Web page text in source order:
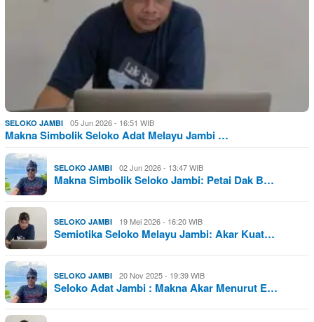
SELOKO JAMBI 05 Jun 2026 - 16:51 WIB
Makna Simbolik Seloko Adat Melayu Jambi …
SELOKO JAMBI 02 Jun 2026 - 13:47 WIB
Makna Simbolik Seloko Jambi: Petai Dak B…
SELOKO JAMBI 19 Mei 2026 - 16:20 WIB
Semiotika Seloko Melayu Jambi: Akar Kuat…
SELOKO JAMBI 20 Nov 2025 - 19:39 WIB
Seloko Adat Jambi : Makna Akar Menurut E…